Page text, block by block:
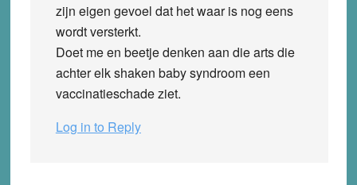
zijn eigen gevoel dat het waar is nog eens
wordt versterkt.
Doet me en beetje denken aan die arts die
achter elk shaken baby syndroom een
vaccinatieschade ziet.
Log in to Reply